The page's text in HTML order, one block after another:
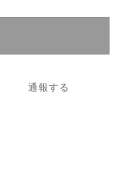
通報する